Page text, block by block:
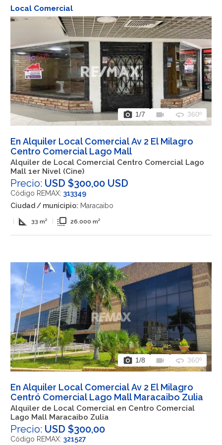
Local Comercial
photo_camera 1/7 videocam 360 360º
En Alquiler Local Comercial Av 2 El Milagro
Centro Comercial Lago Mall
Alquiler de Local Comercial Centro Comercial Lago
Mall 1er Nivel (Cine)
Precio: USD $300,00 USD
Código REMAX: 313349
Ciudad / municipio: Maracaibo
square_foot 33 m² flip_to_front 26.000 m²
photo_camera 1/8 videocam 360 360º
En Alquiler Local Comercial Av 2 El Milagro
Centró Comercial Lago Mall Maracaibo Zulia
Alquiler de Local Comercial en Centro Comercial
Lago Mall Maracaibo Zulia
Precio: USD $300,00
Código REMAX: 321527